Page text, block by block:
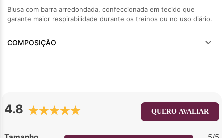
Blusa com barra arredondada, confeccionada em tecido que
garante maior respirabilidade durante os treinos ou no uso diário.
COMPOSIÇÃO
4.8 QUERO AVALIAR